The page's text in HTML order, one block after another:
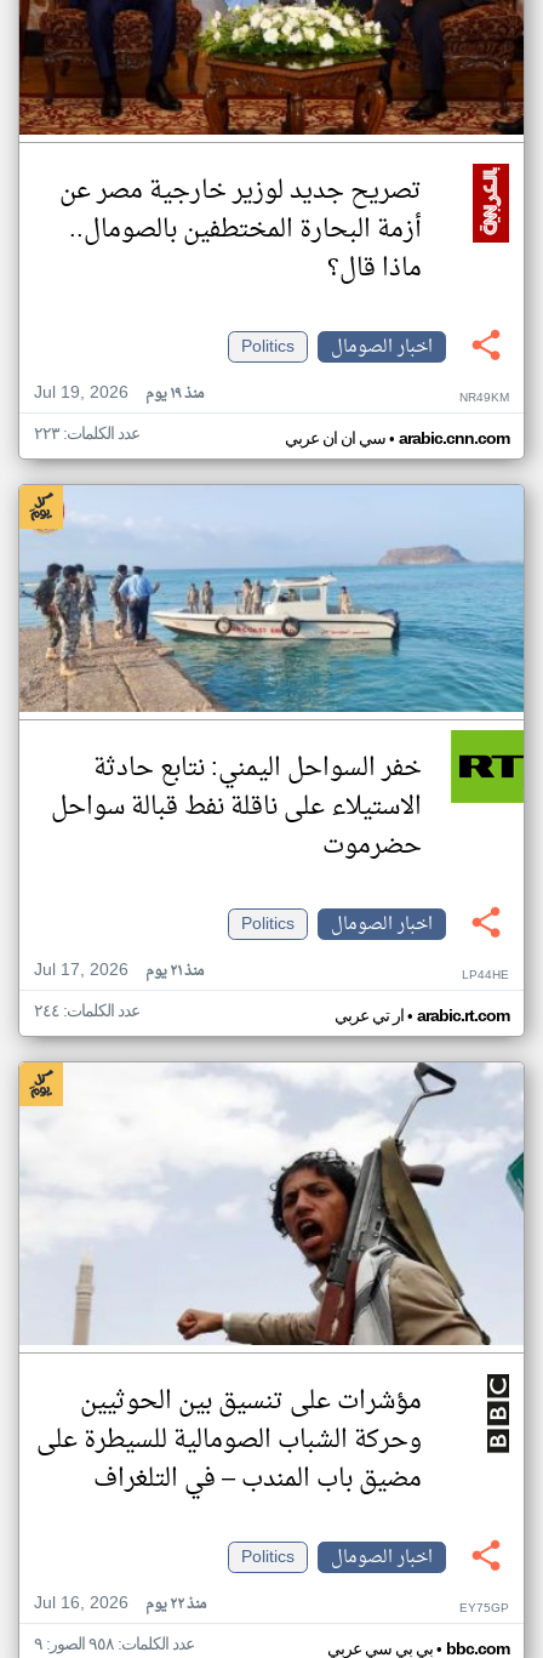
تصريح جديد لوزير خارجية مصر عن
أزمة البحارة المختطفين بالصومال..
ماذا قال؟
اخبار الصومال
Politics
Jul 19, 2026
منذ ١٩ يوم NR49KM
سي ان ان عربي• arabic.cnn.com عدد الكلمات: ٢٢٣
خفر السواحل اليمني: نتابع حادثة
الاستيلاء على ناقلة نفط قبالة سواحل
حضرموت
اخبار الصومال
Politics
Jul 17, 2026
منذ ٢١ يوم LP44HE
ار تي عربي• arabic.rt.com عدد الكلمات: ٢٤٤
مؤشرات على تنسيق بين الحوثيين
وحركة الشباب الصومالية للسيطرة على
مضيق باب المندب – في التلغراف
اخبار الصومال
Politics
Jul 16, 2026
منذ ٢٢ يوم EY75GP
بي بي سي عربي• bbc.com عدد الكلمات: ٩٥٨ الصور: ٩